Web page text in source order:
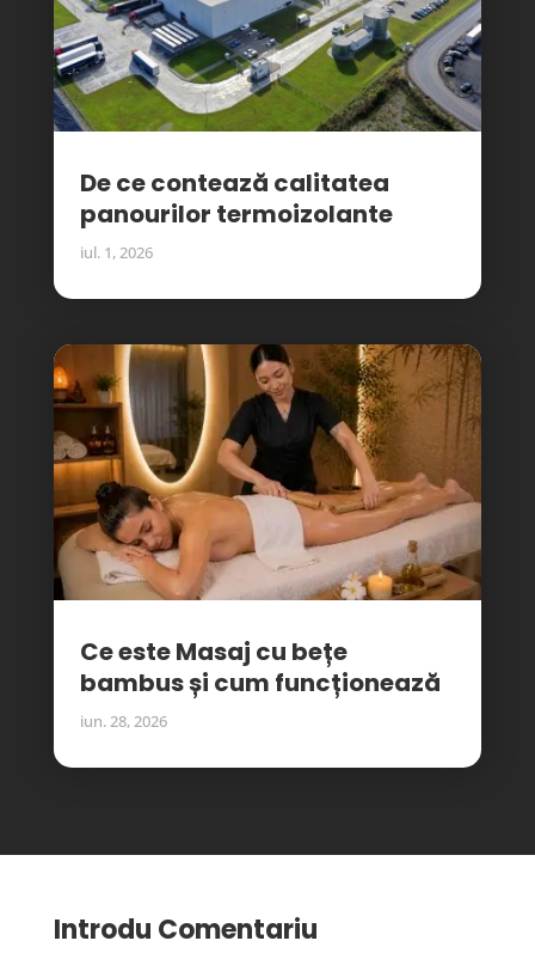
De ce contează calitatea
panourilor termoizolante
iul. 1, 2026
Ce este Masaj cu bețe
bambus și cum funcționează
iun. 28, 2026
Introdu Comentariu